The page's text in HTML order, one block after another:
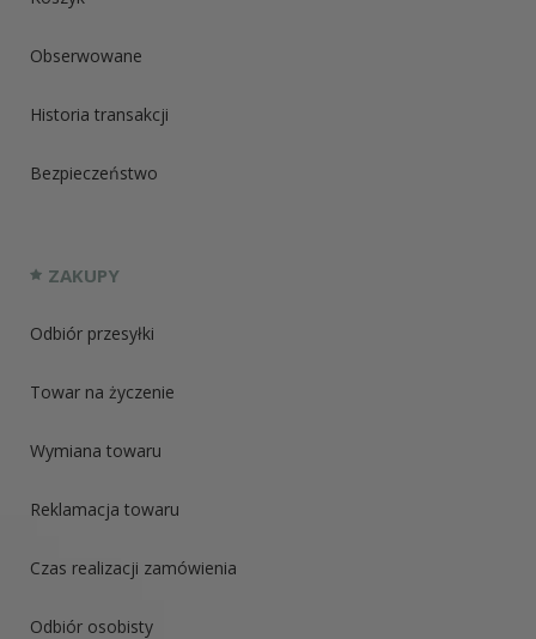
Obserwowane
Historia transakcji
Bezpieczeństwo
ZAKUPY
Odbiór przesyłki
Towar na życzenie
Wymiana towaru
Reklamacja towaru
Czas realizacji zamówienia
Odbiór osobisty